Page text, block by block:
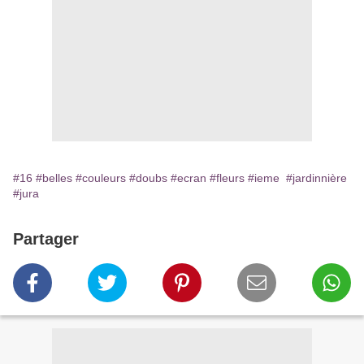
#16 #belles #couleurs #doubs #ecran #fleurs #ieme #jardinnière
#jura
Partager